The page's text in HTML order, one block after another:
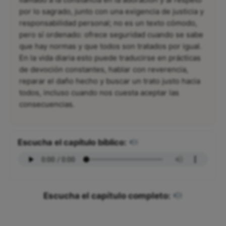
por lo sagrado, junto con una exigencia de justicia y
responsabilidad personal; no es un texto cómodo,
pero sí ordenado: ofrece seguridad cuando se sabe
que hay normas y que todos son tratados por igual.
En la vida diaria esto puede traducirse en prácticas
de devoción constantes, hablar con reverencia,
reparar el daño hecho y buscar un trato justo hacia
todos, incluso cuando nos cuesta aceptar las
consecuencias.
Escucha el capítulo bíblico:
Escucha el capítulo completo: